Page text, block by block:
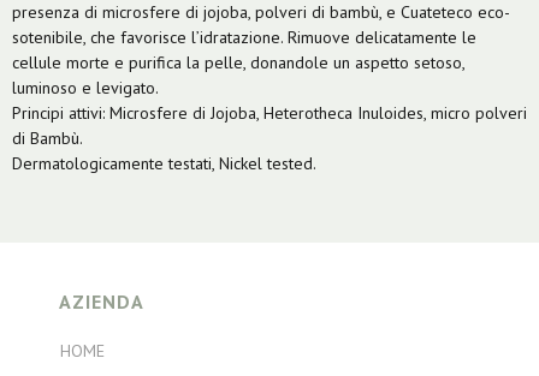
presenza di microsfere di jojoba, polveri di bambù, e Cuateteco eco-
sotenibile, che favorisce l’idratazione. Rimuove delicatamente le
cellule morte e purifica la pelle, donandole un aspetto setoso,
luminoso e levigato.
Principi attivi: Microsfere di Jojoba, Heterotheca Inuloides, micro polveri
di Bambù.
Dermatologicamente testati, Nickel tested.
AZIENDA
HOME